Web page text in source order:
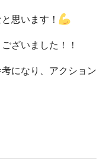
思います！
ざいました！！
になり、アクション